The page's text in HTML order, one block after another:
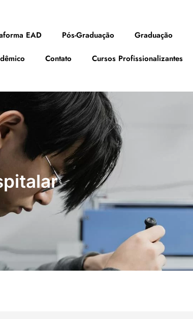
EAD Pós-Graduação Graduação
Contato Cursos Profissionalizantes